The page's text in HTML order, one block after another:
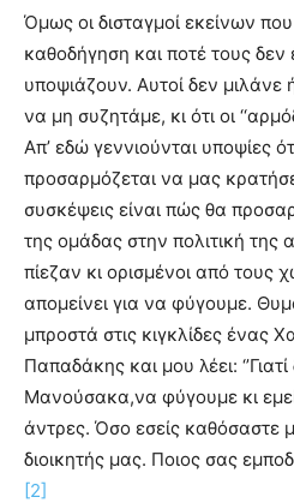
Όμως οι δισταγμοί εκείνων
καθοδήγηση και ποτέ τους
υποψιάζουν. Αυτοί δεν
να μη συζητάμε, κι ότι οι
Απ’ εδώ γεννιούνται υποψίες
προσαρμόζεται να μας
συσκέψεις είναι πώς θα
της ομάδας στην πολιτική της
πίεζαν κι ορισμένοι από τους
απομείνει για να φύγουμε.
μπροστά στις κιγκλίδες ένας
Παπαδάκης και μου λέει:
Μανούσακα,να φύγουμε κι
άντρες. Όσο εσείς καθόσαστε
διοικητής μας. Ποιος σας
[2]